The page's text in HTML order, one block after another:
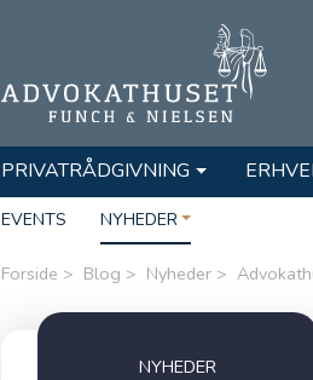
PRIVATRÅDGIVNING
EVENTS NYHEDER
Forside Blog Nyheder
NYHEDER